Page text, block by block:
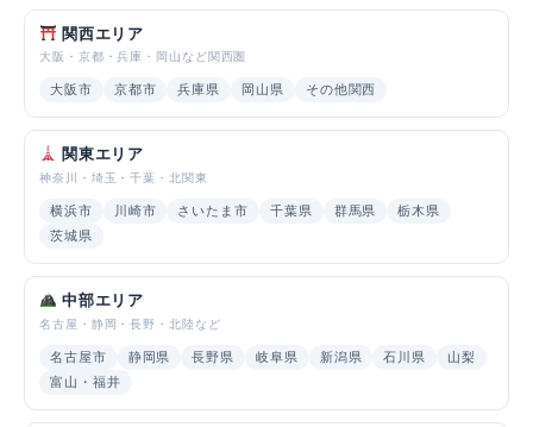
関西エリア
大阪・京都・兵庫・岡山など関西圏
大阪市 京都市 兵庫県 岡山県 その他関西
関東エリア
神奈川・埼玉・千葉・北関東
横浜市 川崎市 さいたま市 千葉県 群馬県
栃木県
茨城県
中部エリア
名古屋・静岡・長野・北陸など
名古屋市 静岡県 長野県 岐阜県 新潟県 石川県
山梨
富山・福井